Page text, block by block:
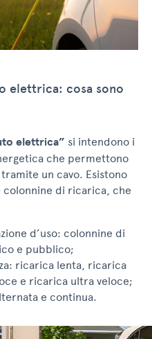
elettrica: cosa sono
elettrica” si intendono i
che permettono
un cavo. Esistono
di ricarica, che
d’uso: colonnine di
e pubblico;
ricarica lenta, ricarica
e ricarica ultra veloce;
e continua.